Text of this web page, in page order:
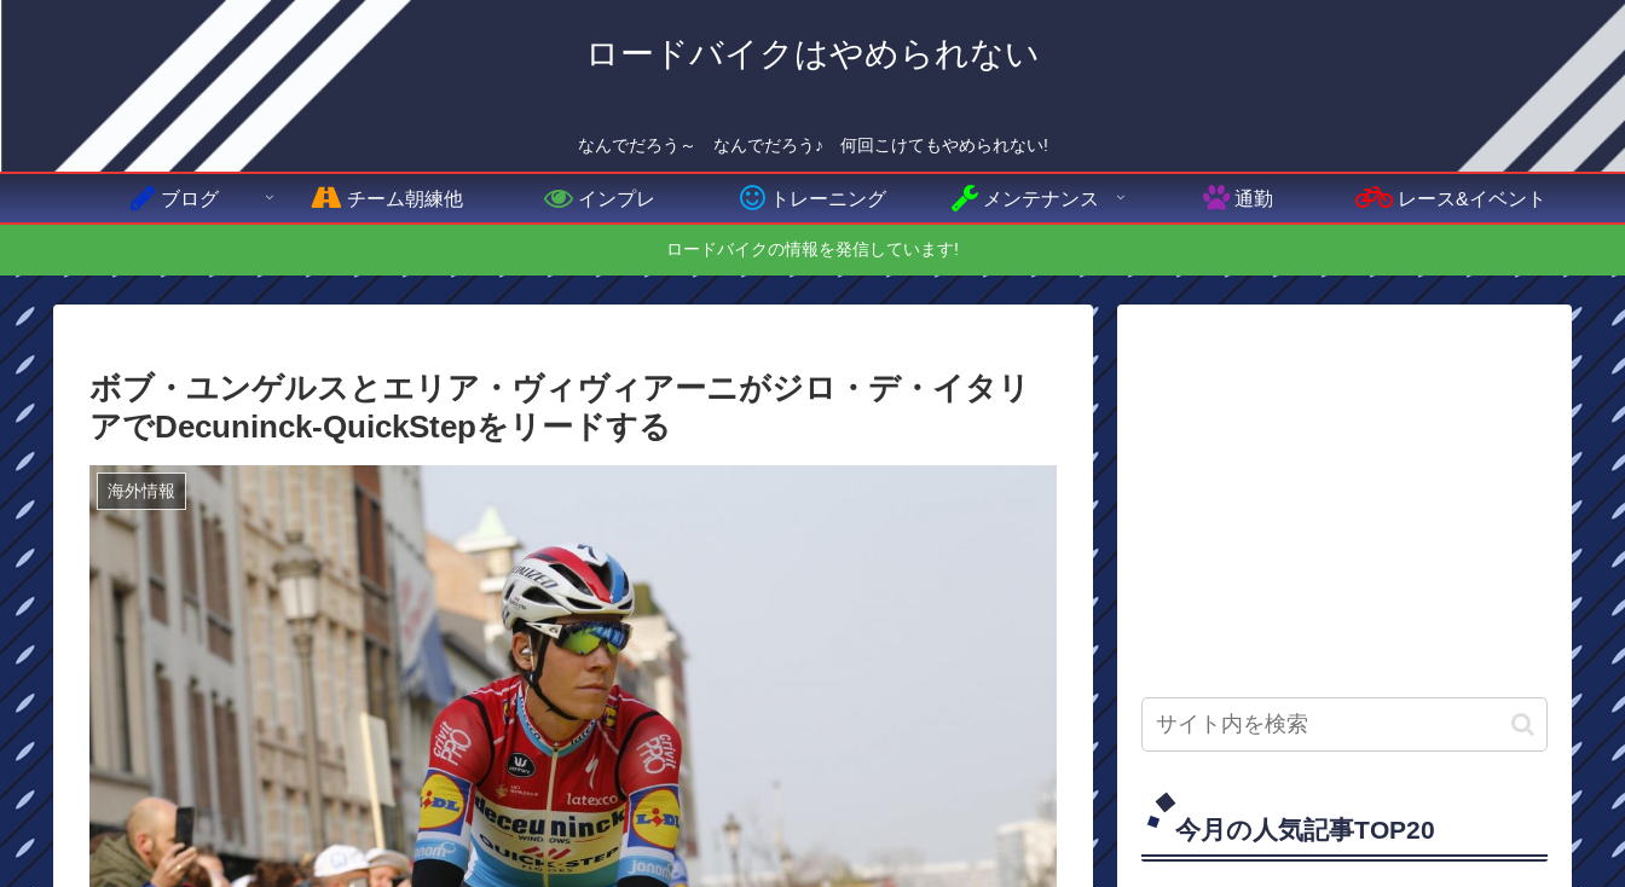
ロードバイクはやめられない
なんでだろう～ なんでだろう♪ 何回こけてもやめられない!
ブログ チーム朝練他 インプレ トレーニング メンテナンス 通勤 レース&イベント
ロードバイクの情報を発信しています!
ボブ・ユンゲルスとエリア・ヴィヴィアーニがジロ・デ・イタリ
アでDecuninck-QuickStepをリードする
海外情報
今月の人気記事TOP20